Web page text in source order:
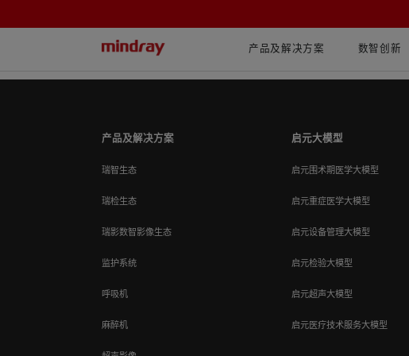
产品及解决方案 数智创新
产品及解决方案
瑞智生态
瑞检生态
瑞影数智影像生态
监护系统
呼吸机
麻醉机
启元大模型
启元围术期医学大模型
启元重症医学大模型
启元设备管理大模型
启元检验大模型
启元超声大模型
启元医疗技术服务大模型